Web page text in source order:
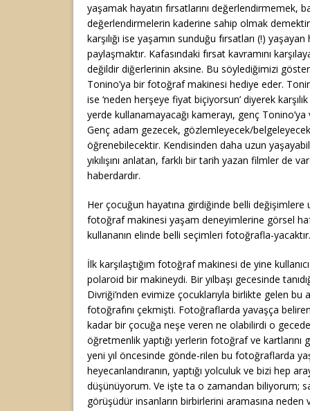
yaşamak hayatın fırsatlarını değerlendirmemek,
değerlendirmelerin kaderine sahip olmak
karşılığı ise yaşamın sunduğu fırsatları (!)
paylaşmaktır. Kafasındaki fırsat kavramını
değildir diğerlerinin aksine. Bu söylediğimizi
Tonino’ya bir fotoğraf makinesi hediye eder.
ise ‘neden herşeye fiyat biçiyorsun’ diyerek karşılık
yerde kullanamayacağı kamerayı, genç Tonino’ya
Genç adam gezecek, gözlemleyecek/
öğrenebilecektir. Kendisinden daha uzun
yıkılışını anlatan, farklı bir tarih yazan filmler de
haberdardır.
Her çocuğun hayatına girdiğinde belli değişimlere
fotoğraf makinesi yaşam deneyimlerine görsel
kullananın elinde belli seçimleri fotoğrafla-
İlk karşılaştığım fotoğraf makinesi de yine
polaroid bir makineydi. Bir yılbaşı gecesinde
Divriği’nden evimize çocuklarıyla birlikte gelen bu
fotoğrafını çekmişti. Fotoğraflarda yavaşça
kadar bir çocuğa neşe veren ne olabilirdi o
öğretmenlik yaptığı yerlerin fotoğraf ve kartlarını
yeni yıl öncesinde gönde-rilen bu fotoğraflarda
heyecanlandıranın, yaptığı yolculuk ve bizi hep
düşünüyorum. Ve işte ta o zamandan biliyorum;
görüşüdür insanların birbirlerini aramasına